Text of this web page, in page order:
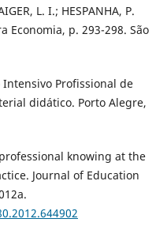
L. I.; HESPANHA, P.
Economia, p. 293-298. São
Intensivo Profissional de
didático. Porto Alegre,
knowing at the
Journal of Education